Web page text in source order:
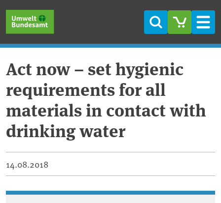
Suche
Act now – set hygienic
requirements for all
materials in contact with
drinking water
14.08.2018